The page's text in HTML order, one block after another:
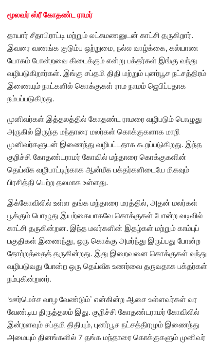
மூலவர் ஸ்ரீ கோதண்ட ராமர்
தாயார் சீதாபிராட்டி மற்றும் லட்சுமணனுடன் காட்சி தருகிறார்.
இவரை வணங்க குடும்ப ஒற்றுமை, நல்ல வாழ்க்கை, கல்யாண
யோகம் போன்றவை கிடைக்கும் என்று பக்தர்கள் இங்கு வந்து
வழிபடுகிறார்கள். இங்கு சப்தமி திதி மற்றும் புனர்பூச நட்சத்திரம்
இணையும் நாட்களில் கொக்குகள் ராம நாமம் ஜெபிப்பதாக
நம்பப்படுகிறது.
முனிவர்கள் இத்தலத்தில் கோதண்ட ராமரை வழிபடும் பொழுது
அருகில் இருந்த மந்தாரை மலர்கள் கொக்குகளாக மாறி
முனிவர்களுடன் இணைந்து வழிபட்டதாக கூறப்படுகிறது. இந்த
குறிச்சி கோதண்டராமர் கோவில் மந்தாரை கொக்குகளின்
தெய்வீக வழிபாட்டிற்காக ஆன்மீக பக்தர்களிடையே மிகவும்
பிரசித்தி பெற்ற தலமாக உள்ளது.
இக்கோவிலில் உள்ள தங்க மந்தாரை மரத்தில், அதன் மலர்கள்
பூக்கும் பொழுது இயற்கையாகவே கொக்குகள் போன்ற வடிவில்
காட்சி தருகின்றன. இந்த மலர்களின் இதழ்கள் மற்றும் காம்புப்
பகுதிகள் இணைந்து, ஒரு கொக்கு அமர்ந்து இருப்பது போன்ற
தோற்றத்தைத் தருகின்றது. இது இறைவனை கொக்குகள் வந்து
வழிபடுவது போன்ற ஒரு தெய்வீக உணர்வை தருவதாக பக்தர்கள்
நம்புகின்றனர்.
‘ஊர்மெச்ச வாழ வேண்டும்’ என்கின்ற ஆசை உள்ளவர்கள் வர
வேண்டிய திருத்தலம் இது. குறிச்சி கோதண்டராமர் கோவிலில்
இன்றளவும் சப்தமி திதியும், புனர்பூச நட்சத்திரமும் இணைந்து
அமையும் தினங்களில் 7 தங்க மந்தாரை கொக்குகளும் முனிவர்